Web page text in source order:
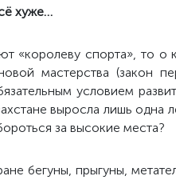
хуже…
«королеву спорта», то о
мастерства (закон
условием
выросла лишь одна
за высокие места?
бегуны, прыгуны,